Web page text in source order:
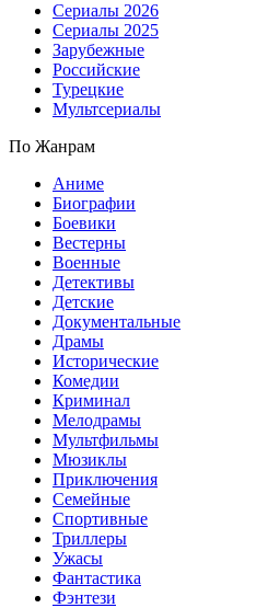
Сериалы 2026
Сериалы 2025
Зарубежные
Российские
Турецкие
Мультсериалы
По Жанрам
Аниме
Биографии
Боевики
Вестерны
Военные
Детективы
Детские
Документальные
Драмы
Исторические
Комедии
Криминал
Мелодрамы
Мультфильмы
Мюзиклы
Приключения
Семейные
Спортивные
Триллеры
Ужасы
Фантастика
Фэнтези